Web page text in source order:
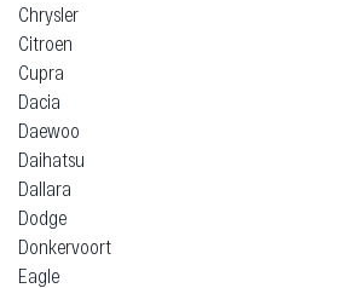
Chrysler
Citroen
Cupra
Dacia
Daewoo
Daihatsu
Dallara
Dodge
Donkervoort
Eagle